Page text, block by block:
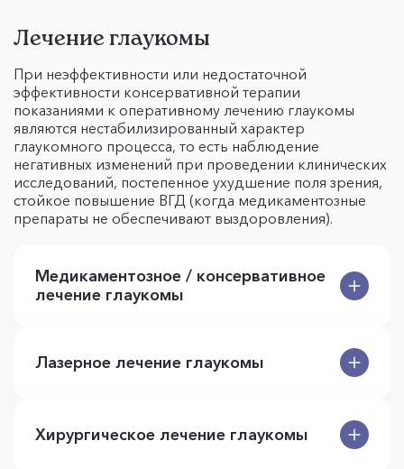
Лечение глаукомы
При неэффективности или недостаточной
эффективности консервативной терапии
показаниями к оперативному лечению глаукомы
являются нестабилизированный характер
глаукомного процесса, то есть наблюдение
негативных изменений при проведении клинических
исследований, постепенное ухудшение поля зрения,
стойкое повышение ВГД (когда медикаментозные
препараты не обеспечивают выздоровления).
Медикаментозное / консервативное
лечение глаукомы
Лазерное лечение глаукомы
Хирургическое лечение глаукомы